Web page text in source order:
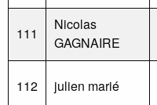
111
Nicolas
GAGNAIRE
112 julien marié